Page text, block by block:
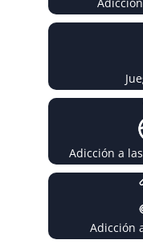
Adicción a
Adicción